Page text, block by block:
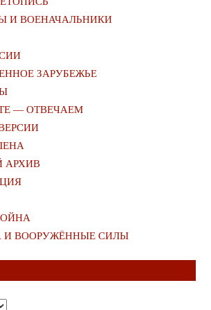
И ВОЕНАЧАЛЬНИКИ
ЗАРУБЕЖЬЕ
— ОТВЕЧАЕМ
АРХИВ
И ВООРУЖЁННЫЕ СИЛЫ